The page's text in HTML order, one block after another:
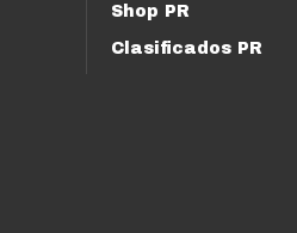
Shop PR
Clasificados PR